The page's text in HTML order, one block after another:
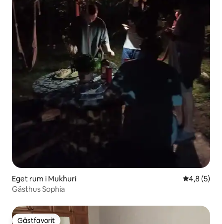
Eget rum i Mukhuri 4,8 av 5 i
4,8 (5)
Gästhus Sophia
Gästfavorit